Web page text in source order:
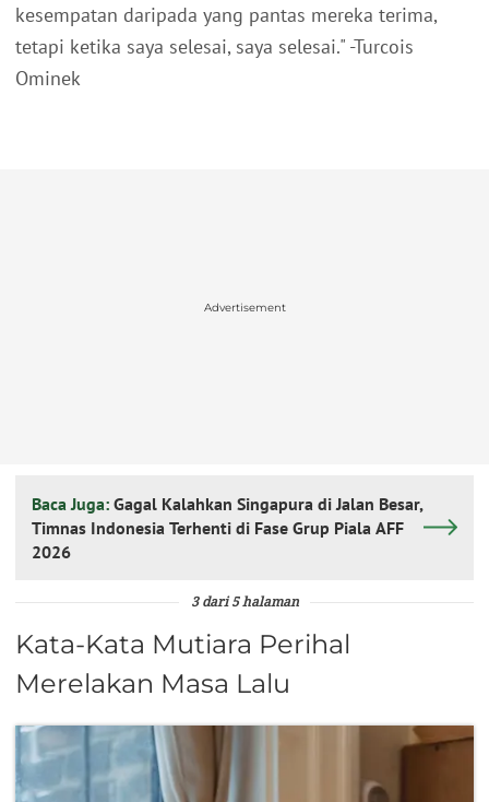
kesempatan daripada yang pantas mereka terima,
tetapi ketika saya selesai, saya selesai." -Turcois
Ominek
Advertisement
Baca Juga: Gagal Kalahkan Singapura di Jalan Besar,
Timnas Indonesia Terhenti di Fase Grup Piala AFF
2026
3 dari 5 halaman
Kata-Kata Mutiara Perihal
Merelakan Masa Lalu